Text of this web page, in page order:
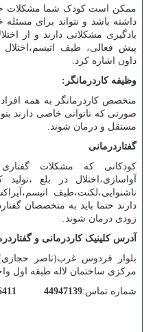
ممکن است کودک شما مشکلات
داشته باشد و نتواند برای
یادگیری مشکلاتی دارند و از
پیش‌ فعالی، طیف اتیسم،اختلال
داون اشاره کرد.
وظیفه کاردرمانگر:
متخصص کاردرمانگر به همه
صورتی که ناتوانی خاصی دارند
مستقل و درمان شوند.
گفتاردرمانی
کودکانی که مشکلات
آواسازی،اختلال در بلع
ناشنوایی،لکنت،طیف
دارند حتما باید به متخصصان
زودی درمان شوند.
آدرس کلینیک کاردرمانی و
بلوار فردوس غرب(ناصر
مرکزی ساختمان لاله طبقه اول واحد
شماره تماس:44947139